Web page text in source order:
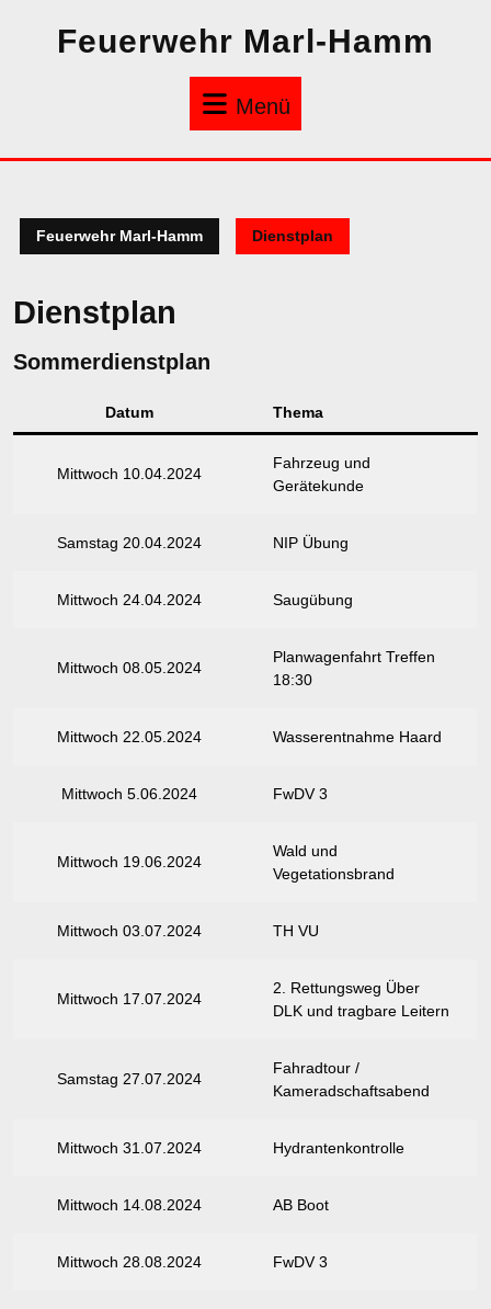
Feuerwehr Marl-Hamm
Menü
Feuerwehr Marl-Hamm Dienstplan
Dienstplan
Sommerdienstplan
Datum Thema
Mittwoch 10.04.2024
Fahrzeug und
Gerätekunde
Samstag 20.04.2024 NIP Übung
Mittwoch 24.04.2024 Saugübung
Mittwoch 08.05.2024
Planwagenfahrt Treffen
18:30
Mittwoch 22.05.2024 Wasserentnahme Haard
Mittwoch 5.06.2024 FwDV 3
Mittwoch 19.06.2024
Wald und
Vegetationsbrand
Mittwoch 03.07.2024 TH VU
Mittwoch 17.07.2024
2. Rettungsweg Über
DLK und tragbare Leitern
Samstag 27.07.2024
Fahradtour /
Kameradschaftsabend
Mittwoch 31.07.2024 Hydrantenkontrolle
Mittwoch 14.08.2024 AB Boot
Mittwoch 28.08.2024 FwDV 3